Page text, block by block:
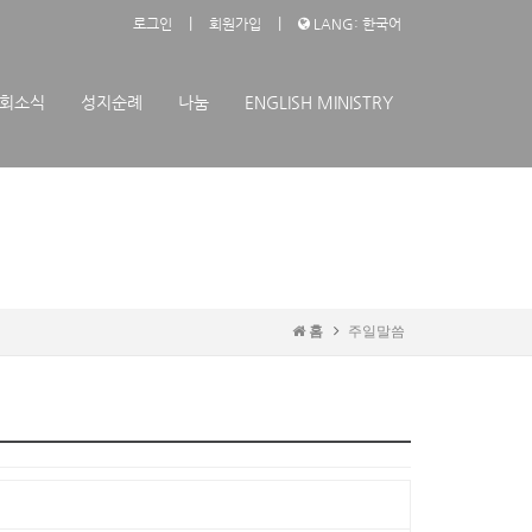
로그인 회원가입 LANG: 한국어
소식 성지순례 나눔 ENGLISH MINISTRY
홈 주일말씀